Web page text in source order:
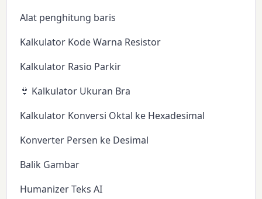
Alat penghitung baris
Kalkulator Kode Warna Resistor
Kalkulator Rasio Parkir
👙 Kalkulator Ukuran Bra
Kalkulator Konversi Oktal ke Hexadesimal
Konverter Persen ke Desimal
Balik Gambar
Humanizer Teks AI